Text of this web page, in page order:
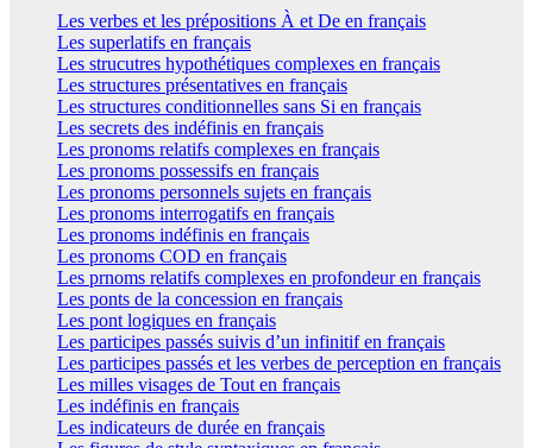
Les verbes et les prépositions À et De en français
Les superlatifs en français
Les strucutres hypothétiques complexes en français
Les structures présentatives en français
Les structures conditionnelles sans Si en français
Les secrets des indéfinis en français
Les pronoms relatifs complexes en français
Les pronoms possessifs en français
Les pronoms personnels sujets en français
Les pronoms interrogatifs en français
Les pronoms indéfinis en français
Les pronoms COD en français
Les prnoms relatifs complexes en profondeur en français
Les ponts de la concession en français
Les pont logiques en français
Les participes passés suivis d’un infinitif en français
Les participes passés et les verbes de perception en français
Les milles visages de Tout en français
Les indéfinis en français
Les indicateurs de durée en français